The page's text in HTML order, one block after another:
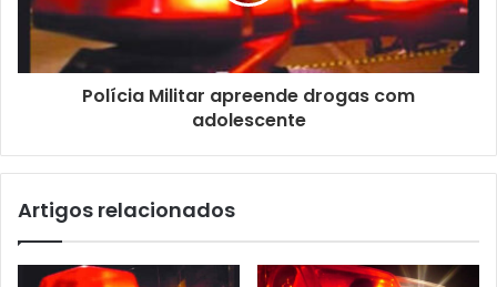
Polícia Militar apreende drogas com
adolescente
Artigos relacionados